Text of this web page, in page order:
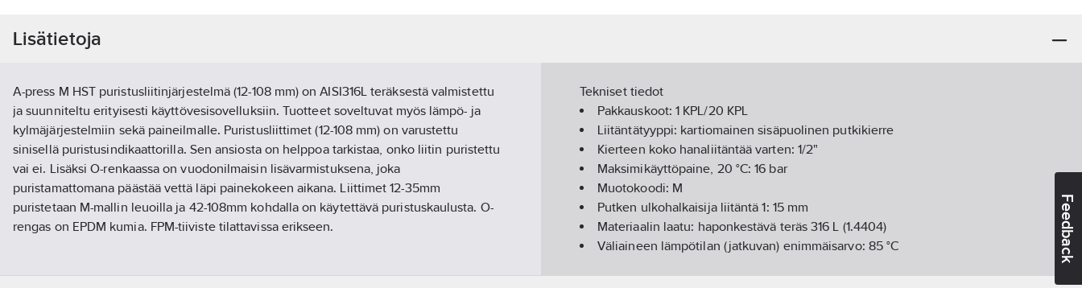
Feedback
Lisätietoja
A-press M HST puristusliitinjärjestelmä (12-108 mm) on AISI316L teräksestä valmistettu
ja suunniteltu erityisesti käyttövesisovelluksiin. Tuotteet soveltuvat myös lämpö- ja
kylmäjärjestelmiin sekä paineilmalle. Puristusliittimet (12-108 mm) on varustettu
sinisellä puristusindikaattorilla. Sen ansiosta on helppoa tarkistaa, onko liitin puristettu
vai ei. Lisäksi O-renkaassa on vuodonilmaisin lisävarmistuksena, joka
puristamattomana päästää vettä läpi painekokeen aikana. Liittimet 12-35mm
puristetaan M-mallin leuoilla ja 42-108mm kohdalla on käytettävä puristuskaulusta. O-
rengas on EPDM kumia. FPM-tiiviste tilattavissa erikseen.
Tekniset tiedot
Pakkauskoot:1 KPL/20 KPL
Liitäntätyyppi: kartiomainen sisäpuolinen putkikierre
Kierteen koko hanaliitäntää varten: 1/2"
Maksimikäyttöpaine, 20 °C:16 bar
Muotokoodi: M
Putken ulkohalkaisija liitäntä 1: 15mm
Materiaalin laatu: haponkestävä teräs 316 L (1.4404)
Väliaineen lämpötilan (jatkuvan) enimmäisarvo: 85°C